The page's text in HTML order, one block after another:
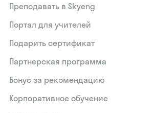
Преподавать в Skyeng
Портал для учителей
Подарить сертификат
Партнерская программа
Бонус за рекомендацию
Корпоративное обучение